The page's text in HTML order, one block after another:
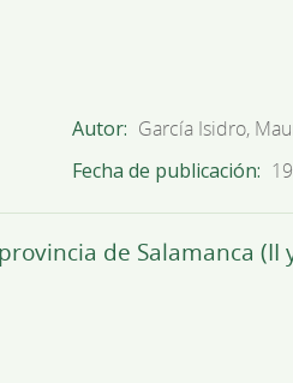
Autor García Isidro,
Fecha de publicación
de Salamanca (II